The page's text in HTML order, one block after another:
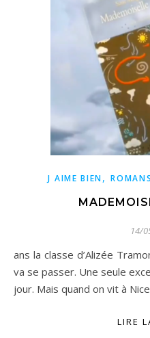
J AIME BIEN,ROMANS
14/
ans la classe d’Alizée Tramontane, on ne sait jamais ce qui
va se passer. Une seule
jour. Mais quand on vit à
LIRE